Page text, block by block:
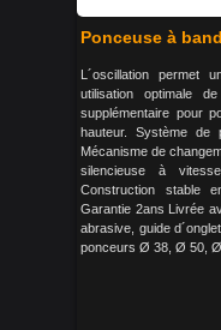
Ponceuse à
L´oscillation permet
utilisation optimale
supplémentaire pour
hauteur. Système de
Mécanisme de
silencieuse à
Construction stable
Garantie 2ans Livrée
abrasive, guide
ponceurs Ø 38, Ø 50,